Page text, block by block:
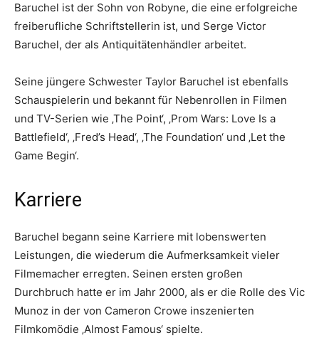
Baruchel ist der Sohn von Robyne, die eine erfolgreiche
freiberufliche Schriftstellerin ist, und Serge Victor
Baruchel, der als Antiquitätenhändler arbeitet.
Seine jüngere Schwester Taylor Baruchel ist ebenfalls
Schauspielerin und bekannt für Nebenrollen in Filmen
und TV-Serien wie ‚The Point‘, ‚Prom Wars: Love Is a
Battlefield‘, ‚Fred’s Head‘, ‚The Foundation‘ und ‚Let the
Game Begin‘.
Karriere
Baruchel begann seine Karriere mit lobenswerten
Leistungen, die wiederum die Aufmerksamkeit vieler
Filmemacher erregten. Seinen ersten großen
Durchbruch hatte er im Jahr 2000, als er die Rolle des Vic
Munoz in der von Cameron Crowe inszenierten
Filmkomödie ‚Almost Famous‘ spielte.